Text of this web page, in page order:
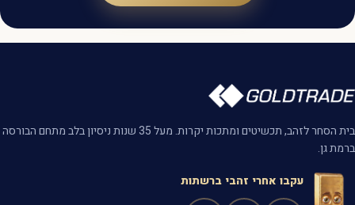
בית הסחר לזהב, תכשיטים ומתכות יקרות. מעל 35 שנות ניסיון בלב מתחם הבורסה
ברמת גן.
עקבו אחרי זהבי ברשתות